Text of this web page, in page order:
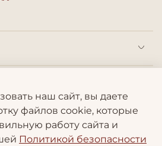
наш сайт, вы даете
файлов cookie, которые
работу сайта и
Политикой безопасности